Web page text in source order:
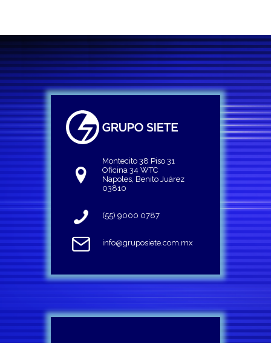
Montecito 38 Piso 31
Oficina 34 WTC
Napoles, Benito Juárez
03810
(55) 9000 0787
info@gruposiete.com.mx